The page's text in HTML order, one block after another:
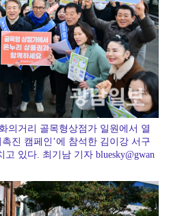
의거리 골목형상점가 일원에서 열
진 캠페인’에 참석한 김이강 서구
있다. 최기남 기자 bluesky@gwan